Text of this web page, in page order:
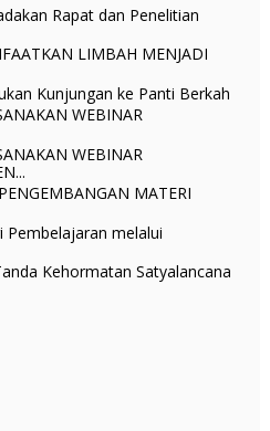
Rapat dan Penelitian
LIMBAH MENJADI
Kunjungan ke Panti Berkah
WEBINAR
WEBINAR
MATERI
Pembelajaran melalui
Kehormatan Satyalancana